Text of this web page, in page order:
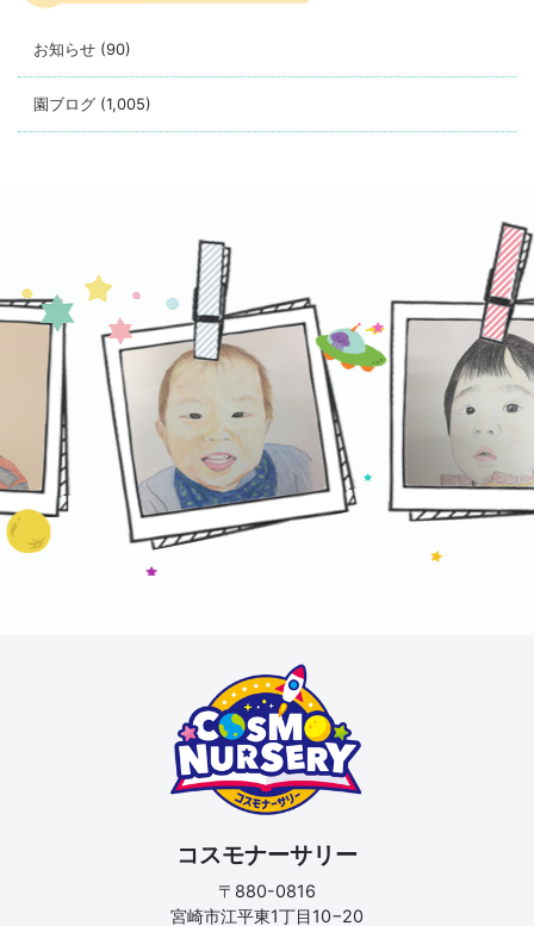
お知らせ (90)
園ブログ (1,005)
コスモナーサリー
〒880-0816
宮崎市江平東1丁目10−20